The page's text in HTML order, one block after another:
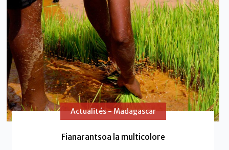
Actualités - Madagascar
Fianarantsoa la multicolore